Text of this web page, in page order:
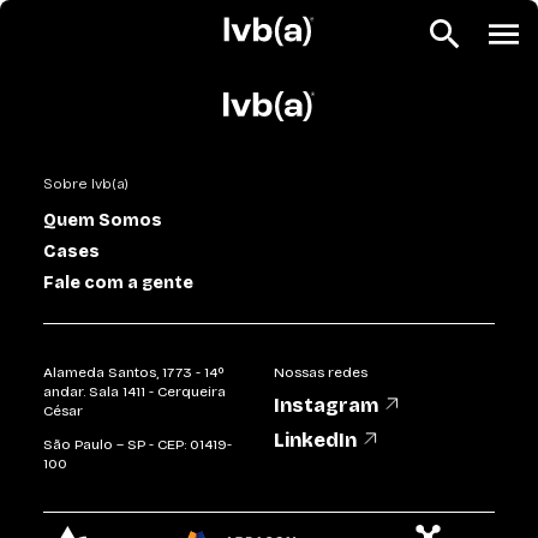
Sobre lvb(a)
Quem Somos
Cases
Fale com a gente
Alameda Santos, 1773 - 14º
andar. Sala 1411 - Cerqueira
César
São Paulo – SP - CEP: 01419-
100
Nossas redes
Instagram
LinkedIn